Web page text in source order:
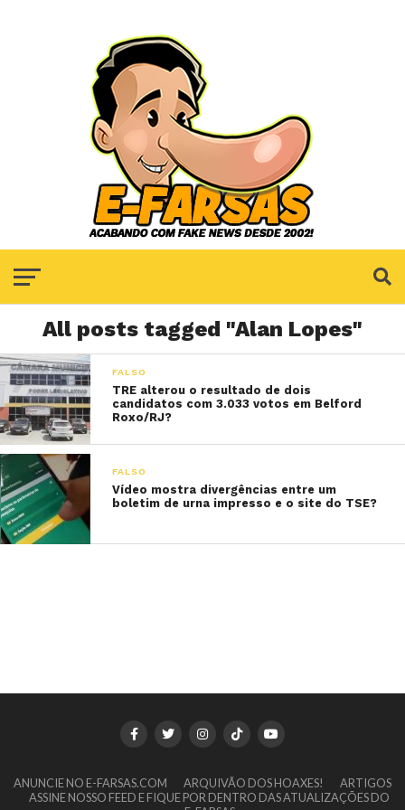
All posts tagged "Alan Lopes"
FALSO
TRE alterou o resultado de dois
candidatos com 3.033 votos em Belford
Roxo/RJ?
FALSO
Vídeo mostra divergências entre um
boletim de urna impresso e o site do TSE?
ANUNCIE NO E-FARSAS.COM ARQUIVÃO DOS HOAXES!
ARTIGOS
ASSINE NOSSO FEED E FIQUE POR DENTRO DAS ATUALIZAÇÕES DO